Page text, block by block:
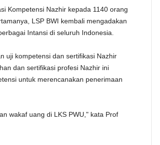
Kompetensi Nazhir kepada 1140 orang
LSP BWI kembali mengadakan
Intansi di seluruh Indonesia.
uji kompetensi dan sertifikasi Nazhir
dan sertifikasi profesi Nazhir ini
untuk merencanakan penerimaan
wakaf uang di LKS PWU," kata Prof